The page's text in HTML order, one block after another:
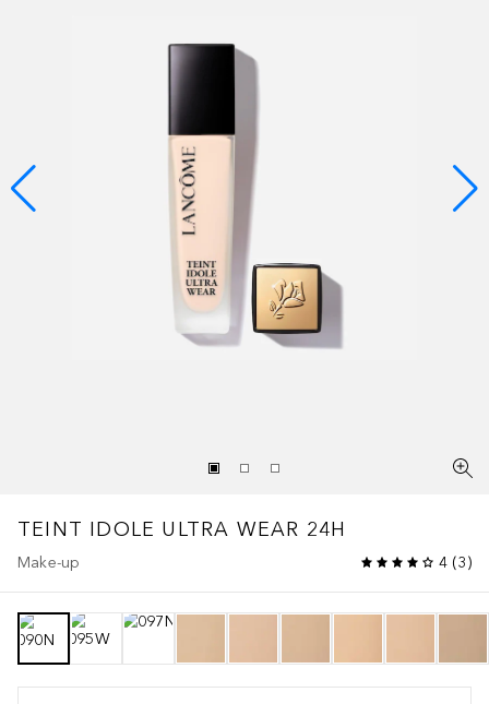
TEINT IDOLE ULTRA WEAR 24H
Make-up 4 (3)